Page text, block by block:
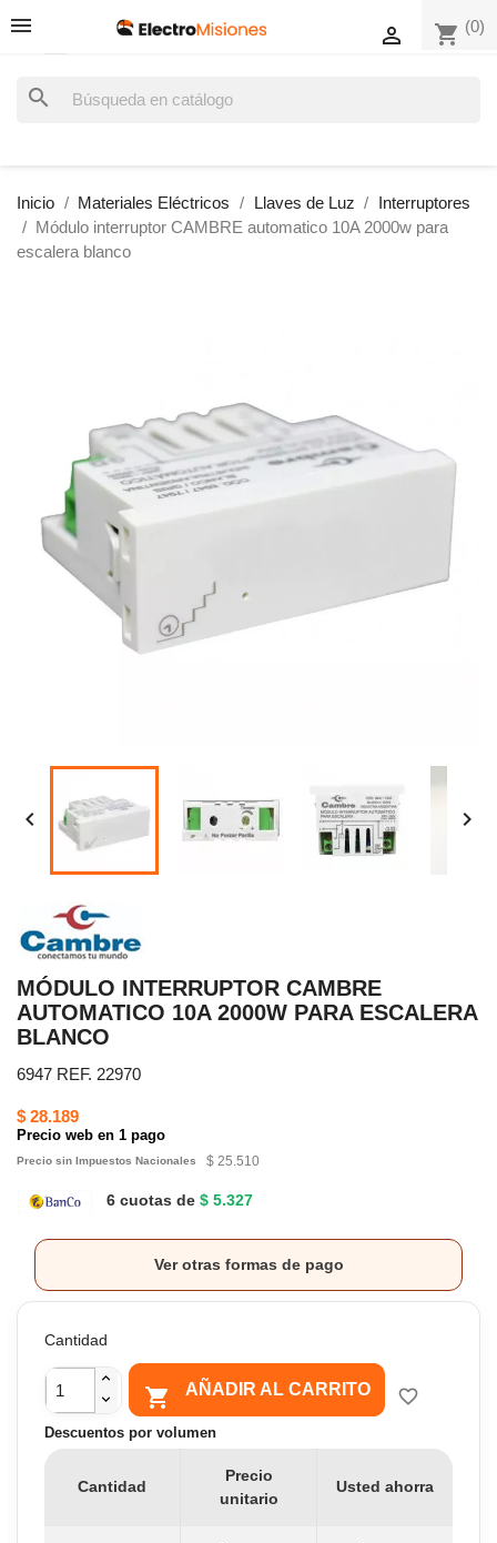
shopping_cart (0)

search
Inicio Materiales Eléctricos Llaves de Luz
Interruptores
Módulo interruptor CAMBRE automatico 10A 2000w para
escalera blanco
 
MÓDULO INTERRUPTOR CAMBRE
AUTOMATICO 10A 2000W PARA ESCALERA
BLANCO
6947 REF. 22970
$ 28.189
Precio web en 1 pago
Precio sin Impuestos Nacionales $ 25.510
6 cuotas de $ 5.327
Ver otras formas de pago
Cantidad
 AÑADIR AL CARRITO favorite_border
Descuentos por volumen
Cantidad
Precio
unitario
Usted ahorra